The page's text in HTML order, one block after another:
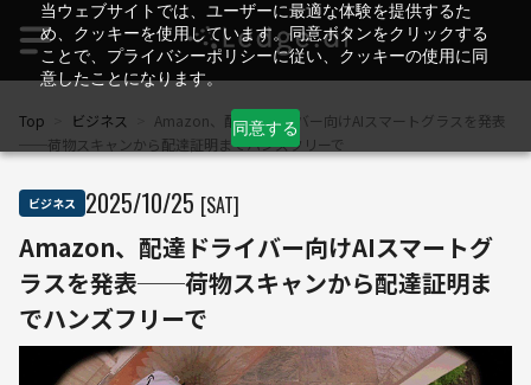
当ウェブサイトでは、ユーザーに最適な体験を提供するた
め、クッキーを使用しています。同意ボタンをクリックする
ことで、プライバシーポリシーに従い、クッキーの使用に同
意したことになります。
同意する
Top ビジネス
Amazon、配達ドライバー向けAIスマートグラスを発表
──荷物スキャンから配達証明までハンズフリーで
ビジネス 2025/10/25 [SAT]
Amazon、配達ドライバー向けAIスマートグ
ラスを発表──荷物スキャンから配達証明ま
でハンズフリーで